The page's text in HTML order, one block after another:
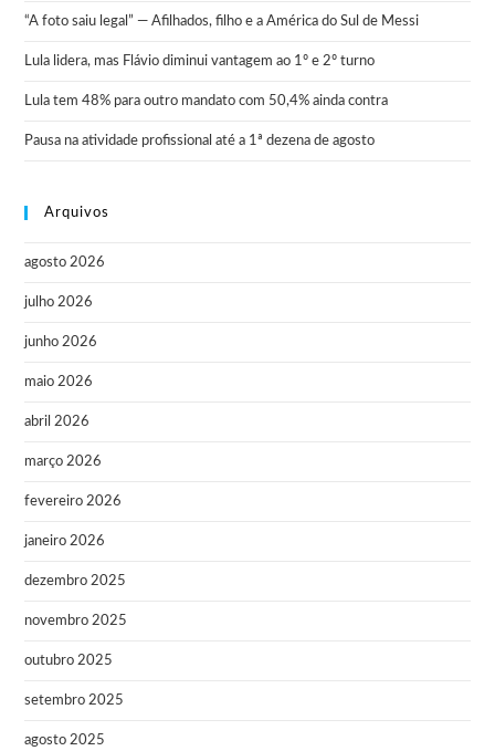
“A foto saiu legal” — Afilhados, filho e a América do Sul de Messi
Lula lidera, mas Flávio diminui vantagem ao 1º e 2º turno
Lula tem 48% para outro mandato com 50,4% ainda contra
Pausa na atividade profissional até a 1ª dezena de agosto
Arquivos
agosto 2026
julho 2026
junho 2026
maio 2026
abril 2026
março 2026
fevereiro 2026
janeiro 2026
dezembro 2025
novembro 2025
outubro 2025
setembro 2025
agosto 2025